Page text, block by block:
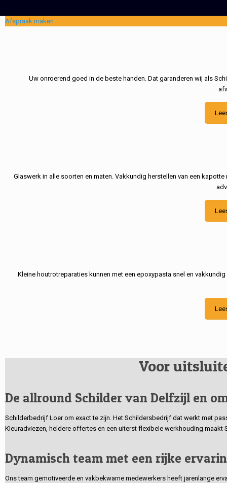
Afspraak maken
Uw onroerend goed in de beste handen. Dat garanderen wij als
Glaswerk in alle soorten en maten. Vakkundig herstellen van een
Kleine houtrotreparaties kunnen met een epoxypasta snel en
Voor
De allround Schilder van Delfzijl en
Schilderbedrijf Loer om exact te zijn. Het Schildersbedrijf dat werkt met
Kleuradviezen, heldere offertes en een uiterst flexibele werkhouding
Dynamisch team met een rijke
Ons team gemotiveerde en vakbekwame medewerkers heeft jarenlange